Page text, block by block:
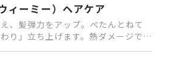
ィーミー）ヘアケア
、髪弾力をアップ。ぺたんとねて
り」立ち上げます。熱ダメージで髪